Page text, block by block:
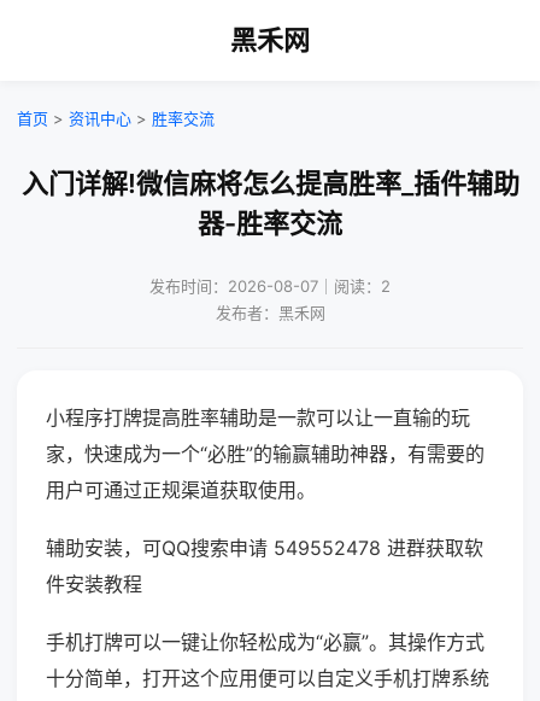
黑禾网
首页 > 资讯中心 > 胜率交流
入门详解!微信麻将怎么提高胜率_插件辅助
器-胜率交流
发布时间：2026-08-07｜阅读：2
发布者：黑禾网
小程序打牌提高胜率辅助是一款可以让一直输的玩
家，快速成为一个“必胜”的输赢辅助神器，有需要的
用户可通过正规渠道获取使用。
辅助安装，可QQ搜索申请 549552478 进群获取软
件安装教程
手机打牌可以一键让你轻松成为“必赢”。其操作方式
十分简单，打开这个应用便可以自定义手机打牌系统